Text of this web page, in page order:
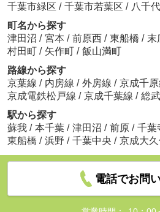
千葉市緑区 / 千葉市若葉区 / 八千
町名から探す
津田沼 / 宮本 / 前原西 / 東船橋 / 末
村田町 / 矢作町 / 飯山満町
路線から探す
京葉線 / 内房線 / 外房線 / 京成千原
京成電鉄松戸線 / 京成千葉線 / 総
駅から探す
蘇我 / 本千葉 / 津田沼 / 前原 / 千葉
東船橋 / 浜野 / 千葉中央 / 京成大久
電話でお問